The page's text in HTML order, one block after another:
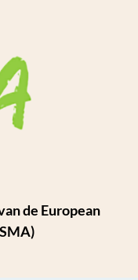
de European